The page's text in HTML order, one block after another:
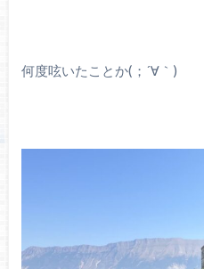
何度呟いたことか(；´∀｀)